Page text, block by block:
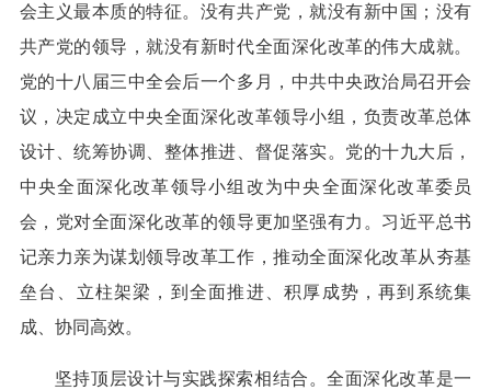
会主义最本质的特征。没有共产党，就没有新中国；没有
共产党的领导，就没有新时代全面深化改革的伟大成就。
党的十八届三中全会后一个多月，中共中央政治局召开会
议，决定成立中央全面深化改革领导小组，负责改革总体
设计、统筹协调、整体推进、督促落实。党的十九大后，
中央全面深化改革领导小组改为中央全面深化改革委员
会，党对全面深化改革的领导更加坚强有力。习近平总书
记亲力亲为谋划领导改革工作，推动全面深化改革从夯基
垒台、立柱架梁，到全面推进、积厚成势，再到系统集
成、协同高效。
坚持顶层设计与实践探索相结合。全面深化改革是一